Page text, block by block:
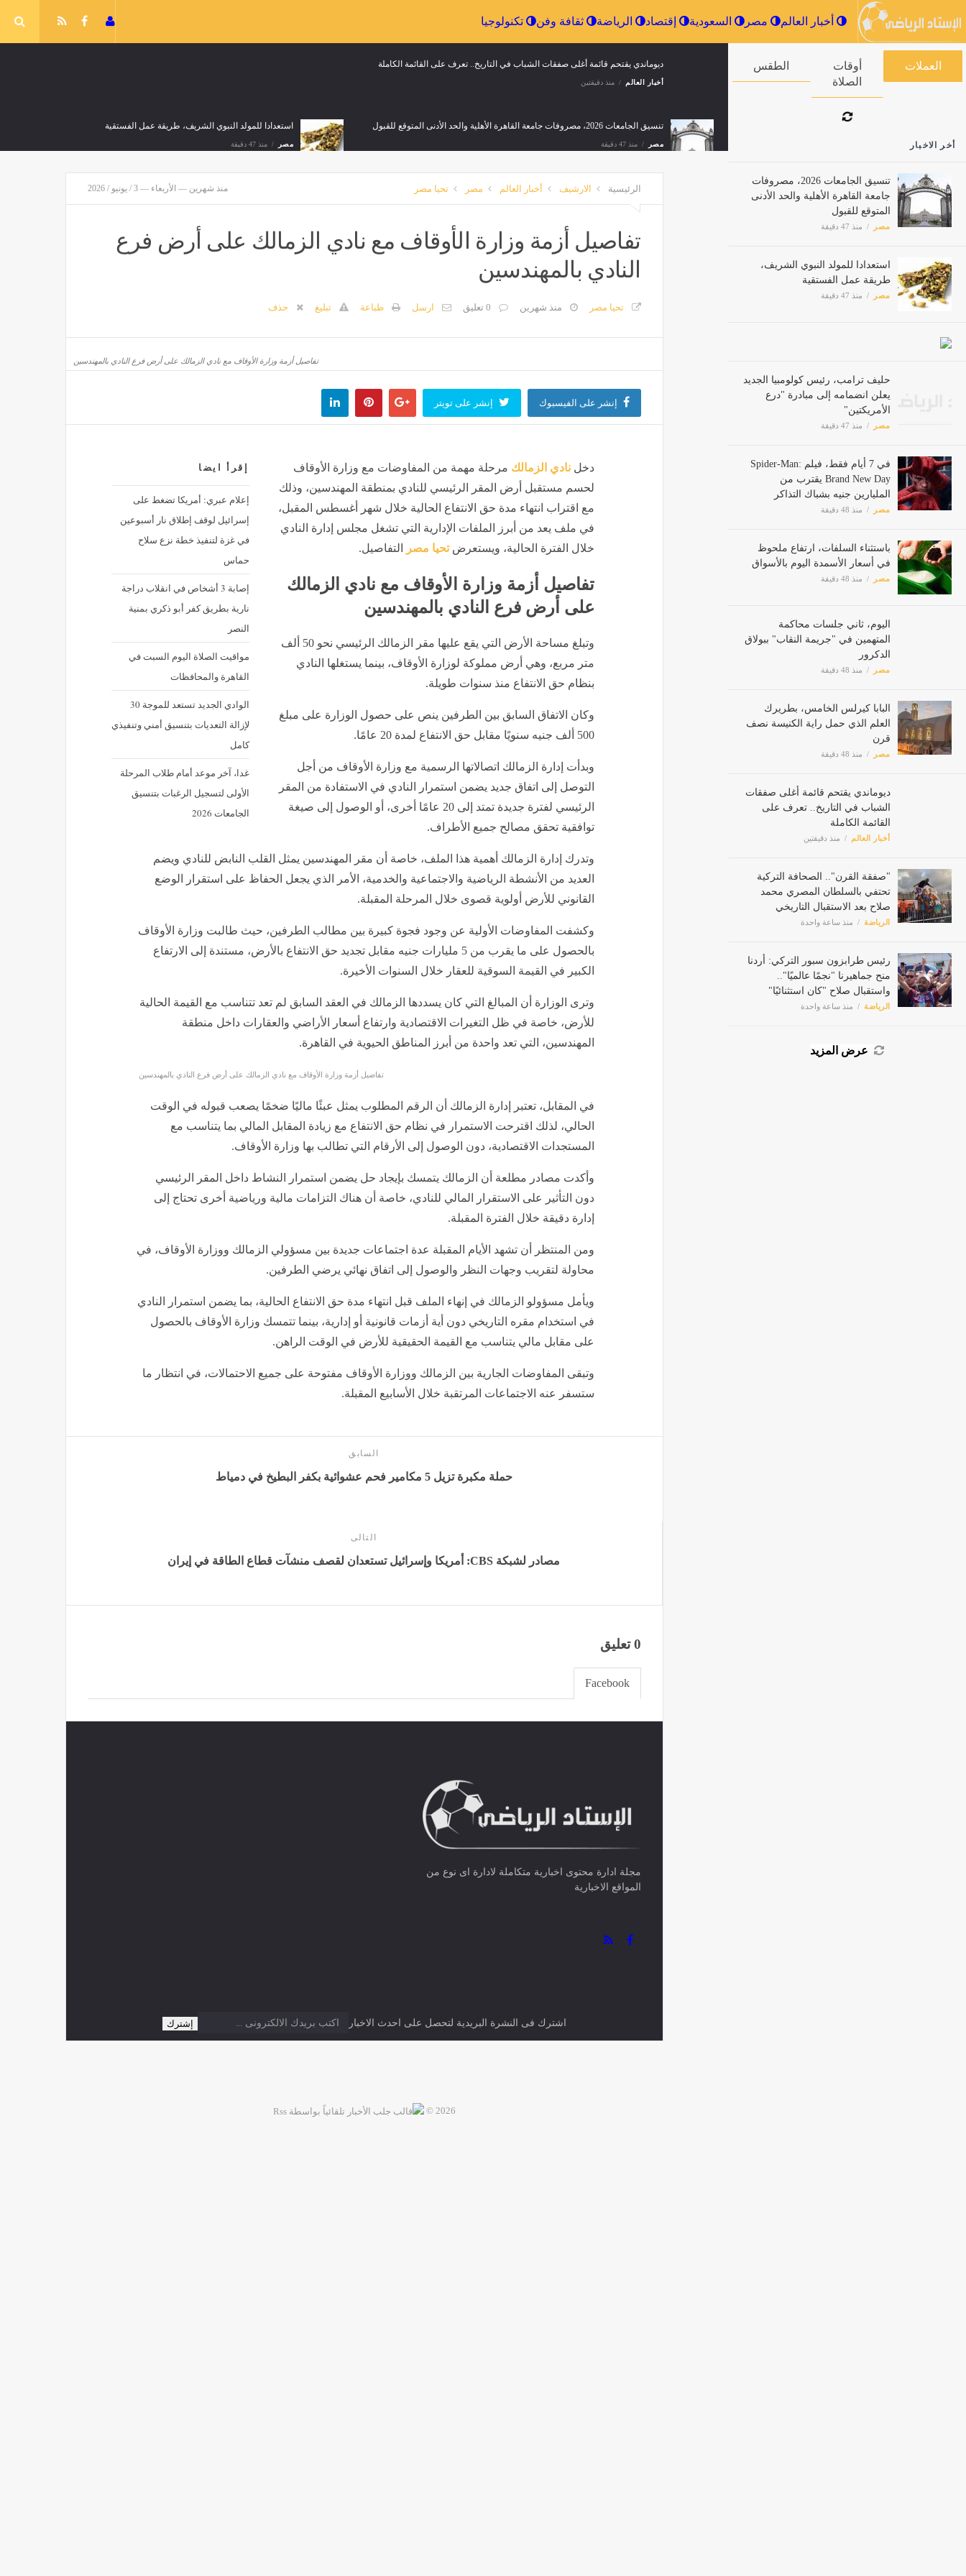
أخبار العالم مصر السعودية إقتصاد الرياضة ثقافة وفن
العملات أوقات الصلاة الطقس
أخر الاخبار
جامعة القاهرة الأهلية والحد الأدنى
المتوقع للقبول
مصر منذ 47 دقيقة
طريقة عمل الفستقية
مصر
يعلن انضمامه إلى مبادرة "درع
الأمريكتين"
مصر منذ 47 دقيقة
Brand New Day يقترب من
المليارين جنيه بشباك التذاكر
مصر منذ 48 دقيقة
في أسعار الأسمدة اليوم بالأسواق
مصر منذ 48 دقيقة
المتهمين في "جريمة النقاب" ببولاق
الدكرور
منذ 48 دقيقة
العلم الذي حمل راية الكنيسة نصف
قرن
مصر
ديوماندي يقتحم قائمة أغلى صفقات
الشباب في التاريخ.. تعرف على
القائمة الكاملة
تحتفي بالسلطان المصري محمد
صلاح بعد الاستقبال التاريخي
الرياضة منذ ساعة واحدة
رئيس طرابزون سبور التركي: أردنا
منح جماهيرنا "نجمًا عالميًا"..
واستقبال صلاح "كان استثنائيًا"
الرياضة منذ ساعة واحدة
عرض المزيد
ديوماندي يقتحم قائمة أغلى صفقات الشباب في التاريخ.. تعرف على القائمة الكاملة
أخبار العالم منذ دقيقتين
حليف ترامب، رئيس كولومبيا الجديد يعلن انضمامه إلى مبادرة "درع الأمريكتين"
مصر منذ 48 دقيقة مصر منذ 48 دقيقة
المكتبة الوطنية تطور مهارات أخصائيي المكتبات «الداخلية»: إغلاق حارتي اليمين على طريق «الملك فهد» ومدخل طريق «الشيخ زايد» لمدة أسبوع
الرئيسية الارشيف أخبار العالم مصر تحيا مصر منذ شهرين — الأربعاء — 3 / يونيو / 2026
تفاصيل أزمة وزارة الأوقاف مع نادي الزمالك على أرض فرع
النادي بالمهندسين
تحيا مصر منذ شهرين 0 تعليق ارسل طباعة تبليغ حذف
تفاصيل أزمة وزارة الأوقاف مع نادي الزمالك على أرض فرع النادي بالمهندسين
إنشر على الفيسبوك إنشر على تويتر
إقرأ ايضا
إعلام عبري: أمريكا تضغط على
إسرائيل لوقف إطلاق نار أسبوعين
في غزة لتنفيذ خطة نزع سلاح
حماس
إصابة 3 أشخاص في انقلاب دراجة
نارية بطريق كفر أبو ذكري بمنية
النصر
مواقيت الصلاة اليوم السبت في
القاهرة والمحافظات
الوادي الجديد تستعد للموجة 30
لإزالة التعديات بتنسيق أمني وتنفيذي
كامل
غدا، آخر موعد أمام طلاب المرحلة
الأولى لتسجيل الرغبات بتنسيق
الجامعات 2026
دخلنادي الزمالك مرحلة مهمة من المفاوضات مع وزارة الأوقاف
لحسم مستقبل أرض المقر الرئيسي للنادي بمنطقة المهندسين، وذلك
مع اقتراب انتهاء مدة حق الانتفاع الحالية خلال شهر أغسطس المقبل،
في ملف يعد من أبرز الملفات الإدارية التي تشغل مجلس إدارة النادي
خلال الفترة الحالية، ويستعرضتحيا مصر التفاصيل.
تفاصيل أزمة وزارة الأوقاف مع نادي الزمالك
على أرض فرع النادي بالمهندسين
وتبلغ مساحة الأرض التي يقع عليها مقر الزمالك الرئيسي نحو 50 ألف
متر مربع، وهي أرض مملوكة لوزارة الأوقاف، بينما يستغلها النادي
بنظام حق الانتفاع منذ سنوات طويلة.
وكان الاتفاق السابق بين الطرفين ينص على حصول الوزارة على مبلغ
500 ألف جنيه سنويًا مقابل حق الانتفاع لمدة 20 عامًا.
وبدأت إدارة الزمالك اتصالاتها الرسمية مع وزارة الأوقاف من أجل
التوصل إلى اتفاق جديد يضمن استمرار النادي في الاستفادة من المقر
الرئيسي لفترة جديدة تمتد إلى 20 عامًا أخرى، أو الوصول إلى صيغة
توافقية تحقق مصالح جميع الأطراف.
وتدرك إدارة الزمالك أهمية هذا الملف، خاصة أن مقر المهندسين يمثل القلب النابض للنادي ويضم
العديد من الأنشطة الرياضية والاجتماعية والخدمية، الأمر الذي يجعل الحفاظ على استقرار الوضع
القانوني للأرض أولوية قصوى خلال المرحلة المقبلة.
وكشفت المفاوضات الأولية عن وجود فجوة كبيرة بين مطالب الطرفين، حيث طالبت وزارة الأوقاف
بالحصول على ما يقرب من 5 مليارات جنيه مقابل تجديد حق الانتفاع بالأرض، مستندة إلى الارتفاع
الكبير في القيمة السوقية للعقار خلال السنوات الأخيرة.
وترى الوزارة أن المبالغ التي كان يسددها الزمالك في العقد السابق لم تعد تتناسب مع القيمة الحالية
للأرض، خاصة في ظل التغيرات الاقتصادية وارتفاع أسعار الأراضي والعقارات داخل منطقة
المهندسين، التي تعد واحدة من أبرز المناطق الحيوية في القاهرة.
تفاصيل أزمة وزارة الأوقاف مع نادي الزمالك على أرض فرع النادي بالمهندسين
في المقابل، تعتبر إدارة الزمالك أن الرقم المطلوب يمثل عبئًا ماليًا ضخمًا يصعب قبوله في الوقت
الحالي، لذلك اقترحت الاستمرار في نظام حق الانتفاع مع زيادة المقابل المالي بما يتناسب مع
المستجدات الاقتصادية، دون الوصول إلى الأرقام التي تطالب بها وزارة الأوقاف.
وأكدت مصادر مطلعة أن الزمالك يتمسك بإيجاد حل يضمن استمرار النشاط داخل المقر الرئيسي
دون التأثير على الاستقرار المالي للنادي، خاصة أن هناك التزامات مالية ورياضية أخرى تحتاج إلى
إدارة دقيقة خلال الفترة المقبلة.
ومن المنتظر أن تشهد الأيام المقبلة عدة اجتماعات جديدة بين مسؤولي الزمالك ووزارة الأوقاف، في
محاولة لتقريب وجهات النظر والوصول إلى اتفاق نهائي يرضي الطرفين.
ويأمل مسؤولو الزمالك في إنهاء الملف قبل انتهاء مدة حق الانتفاع الحالية، بما يضمن استمرار النادي
في استخدام مقره التاريخي دون أية أزمات قانونية أو إدارية، بينما تتمسك وزارة الأوقاف بالحصول
على مقابل مالي يتناسب مع القيمة الحقيقية للأرض في الوقت الراهن.
وتبقى المفاوضات الجارية بين الزمالك ووزارة الأوقاف مفتوحة على جميع الاحتمالات، في انتظار ما
ستسفر عنه الاجتماعات المرتقبة خلال الأسابيع المقبلة.
السابق
حملة مكبرة تزيل 5 مكامير فحم عشوائية بكفر البطيخ في دمياط
التالى
مصادر لشبكة CBS: أمريكا وإسرائيل تستعدان لقصف منشآت قطاع الطاقة في إيران
0 تعليق
Facebook
مجلة ادارة محتوى اخبارية متكاملة لادارة اى نوع من
المواقع الاخبارية
اشترك فى النشرة البريدية لتحصل على احدث الاخبار
2026 ©